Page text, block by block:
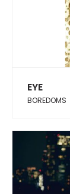
EYE
BOREDOMS